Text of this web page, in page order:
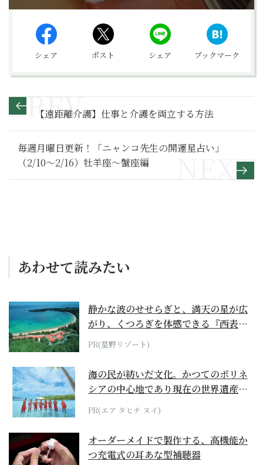
シェア ポスト シェア ブックマーク
【遠距離介護】仕事と介護を両立する方法
毎週月曜日更新！「ニャンコ先生の開運星占い」
（2/10～2/16）牡羊座～蟹座編
あわせて読みたい
静かな波のせせらぎと、満天の星が広
がり、くつろぎを体感できる『西表島
ホテル by...
PR(星野リゾート)
海の民が紡いだ文化。かつてのポリネ
シアの中心地であり現在の世界遺産か
らみえてくる...
PR(エア タヒチ ヌイ)
オーダーメイドで製作する、高機能か
つ充電式の耳あな型補聴器